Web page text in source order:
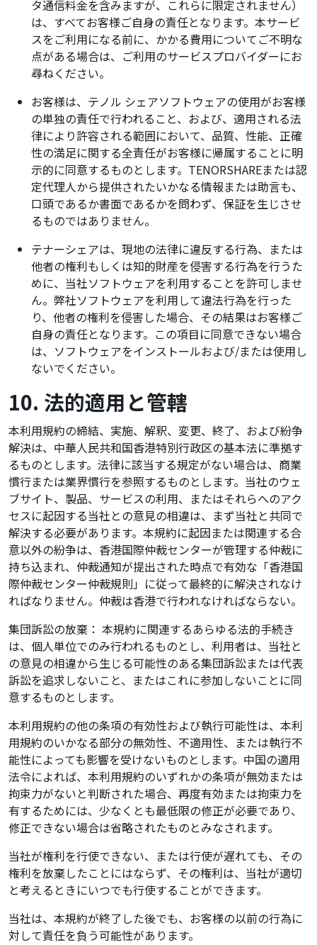
タ通信料金を含みますが、これらに限定されません）
は、すべてお客様ご自身の責任となります。本サービ
スをご利用になる前に、かかる費用についてご不明な
点がある場合は、ご利用のサービスプロバイダーにお
尋ねください。
お客様は、テノル シェアソフトウェアの使用がお客様
の単独の責任で行われること、および、適用される法
律により許容される範囲において、品質、性能、正確
性の満足に関する全責任がお客様に帰属することに明
示的に同意するものとします。TENORSHAREまたは認
定代理人から提供されたいかなる情報または助言も、
口頭であるか書面であるかを問わず、保証を生じさせ
るものではありません。
テナーシェアは、現地の法律に違反する行為、または
他者の権利もしくは知的財産を侵害する行為を行うた
めに、当社ソフトウェアを利用することを許可しませ
ん。弊社ソフトウェアを利用して違法行為を行った
り、他者の権利を侵害した場合、その結果はお客様ご
自身の責任となります。この項目に同意できない場合
は、ソフトウェアをインストールおよび/または使用し
ないでください。
10. 法的適用と管轄
本利用規約の締結、実施、解釈、変更、終了、および紛争
解決は、中華人民共和国香港特別行政区の基本法に準拠す
るものとします。法律に該当する規定がない場合は、商業
慣行または業界慣行を参照するものとします。当社のウェ
ブサイト、製品、サービスの利用、またはそれらへのアク
セスに起因する当社との意見の相違は、まず当社と共同で
解決する必要があります。本規約に起因または関連する合
意以外の紛争は、香港国際仲裁センターが管理する仲裁に
持ち込まれ、仲裁通知が提出された時点で有効な「香港国
際仲裁センター仲裁規則」に従って最終的に解決されなけ
ればなりません。仲裁は香港で行われなければならない。
集団訴訟の放棄： 本規約に関連するあらゆる法的手続き
は、個人単位でのみ行われるものとし、利用者は、当社と
の意見の相違から生じる可能性のある集団訴訟または代表
訴訟を追求しないこと、またはこれに参加しないことに同
意するものとします。
本利用規約の他の条項の有効性および執行可能性は、本利
用規約のいかなる部分の無効性、不適用性、または執行不
能性によっても影響を受けないものとします。中国の適用
法令によれば、本利用規約のいずれかの条項が無効または
拘束力がないと判断された場合、再度有効または拘束力を
有するためには、少なくとも最低限の修正が必要であり、
修正できない場合は省略されたものとみなされます。
当社が権利を行使できない、または行使が遅れても、その
権利を放棄したことにはならず、その権利は、当社が適切
と考えるときにいつでも行使することができます。
当社は、本規約が終了した後でも、お客様の以前の行為に
対して責任を負う可能性があります。